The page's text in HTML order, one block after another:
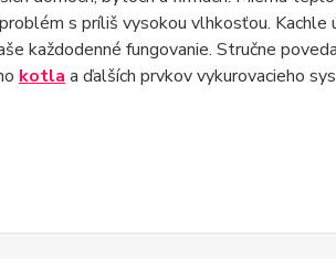
s príliš vysokou vlhkosťou. Kachle
každodenné fungovanie. Stručne
kotla a ďalších prvkov vykurovacieho